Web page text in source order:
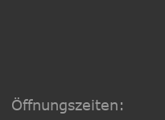
Öffnungszeiten: